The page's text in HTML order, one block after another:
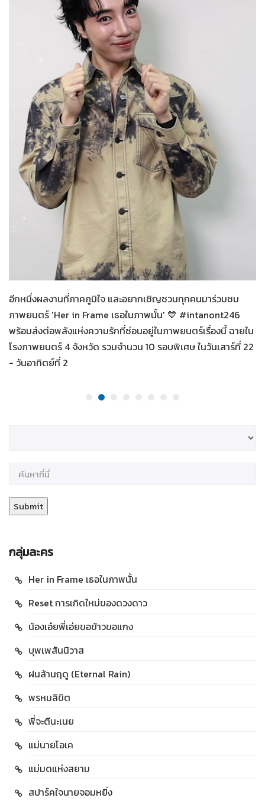
07-08-2569
Her in Frame เธอในภาพนั้น
อีกหนึ่งผลงานที่ภาคภูมิใจ และอยากเชิญชวนทุกคนมาร่วมชม
ภาพยนตร์ 'Her in Frame เธอในภาพนั้น' 💙 #intanont246
พร้อมส่งต่อพลังแห่งความรักที่ซ่อนอยู่ในภาพยนตร์เรื่องนี้ ฉายใน
โรงภาพยนตร์ 4 จังหวัด รวมจำนวน 10 รอบพิเศษ ในวันเสาร์ที่ 22
- วันอาทิตย์ที่ 2
กลุ่มละคร
Her in Frame เธอในภาพนั้น
Reset การเกิดใหม่ของดวงดาว
น้องเอ๋ยพี่เอ่ยขอข้าวขอแกง
บุพเพสันนิวาส
ฝนล้านฤดู (Eternal Rain)
พรหมลิขิต
พี่จะตีนะเนย
แม่นายโอเค
แม่มดแห่งสยาม
สปาร์คใจนายจอมหยิ่ง